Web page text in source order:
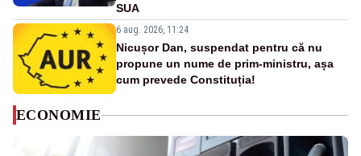
SUA
6 aug. 2026, 11:24
Nicușor Dan, suspendat pentru că nu
propune un nume de prim-ministru, așa
cum prevede Constituția!
ECONOMIE